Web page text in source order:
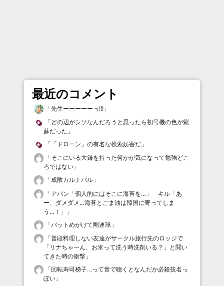
最近のコメント
「先生ーーーーーっ!!! 」
「 どの辺がシソなんだろうと思ったら初号機の色が紫
蘇だった 」
「 「ドローン」の有名な検索妨害だ 」
「そこにいる大鎌を持った何かが気になって勉強どこ
ろではない 」
「成敗カルナバル 」
「アバン「個人的にはそこに海苔を…」 キル「あ
ー、ダメダメ…海苔とごま油は韓国に寄ってしま
う…！」
」
「バットめがけて剛速球 」
「普段料理しない友達がサークル旅行先のロッジで
「リナちゃーん、お米って洗う時洗剤いる？」と聞い
てきた時の衝撃 」
「回転寿司梯子…って音で聴くとなんだか必殺技名っ
ぽい 」